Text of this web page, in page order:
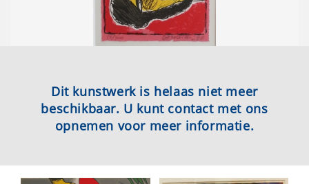
Dit kunstwerk is helaas niet meer
beschikbaar. U kunt contact met ons
opnemen voor meer informatie.